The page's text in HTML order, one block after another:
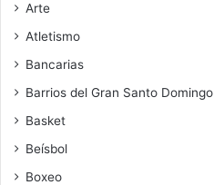
Arte
Atletismo
Bancarias
Barrios del Gran Santo Domingo
Basket
Beísbol
Boxeo